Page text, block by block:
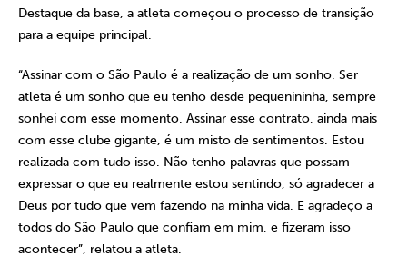
Destaque da base, a atleta começou o processo de transição
para a equipe principal.
“Assinar com o São Paulo é a realização de um sonho. Ser
atleta é um sonho que eu tenho desde pequenininha, sempre
sonhei com esse momento. Assinar esse contrato, ainda mais
com esse clube gigante, é um misto de sentimentos. Estou
realizada com tudo isso. Não tenho palavras que possam
expressar o que eu realmente estou sentindo, só agradecer a
Deus por tudo que vem fazendo na minha vida. E agradeço a
todos do São Paulo que confiam em mim, e fizeram isso
acontecer”, relatou a atleta.